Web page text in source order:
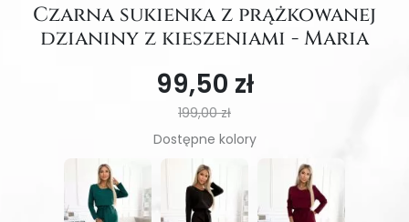
Czarna sukienka z prążkowanej
dzianiny z kieszeniami - Maria
99,50 zł
199,00 zł
Dostępne kolory